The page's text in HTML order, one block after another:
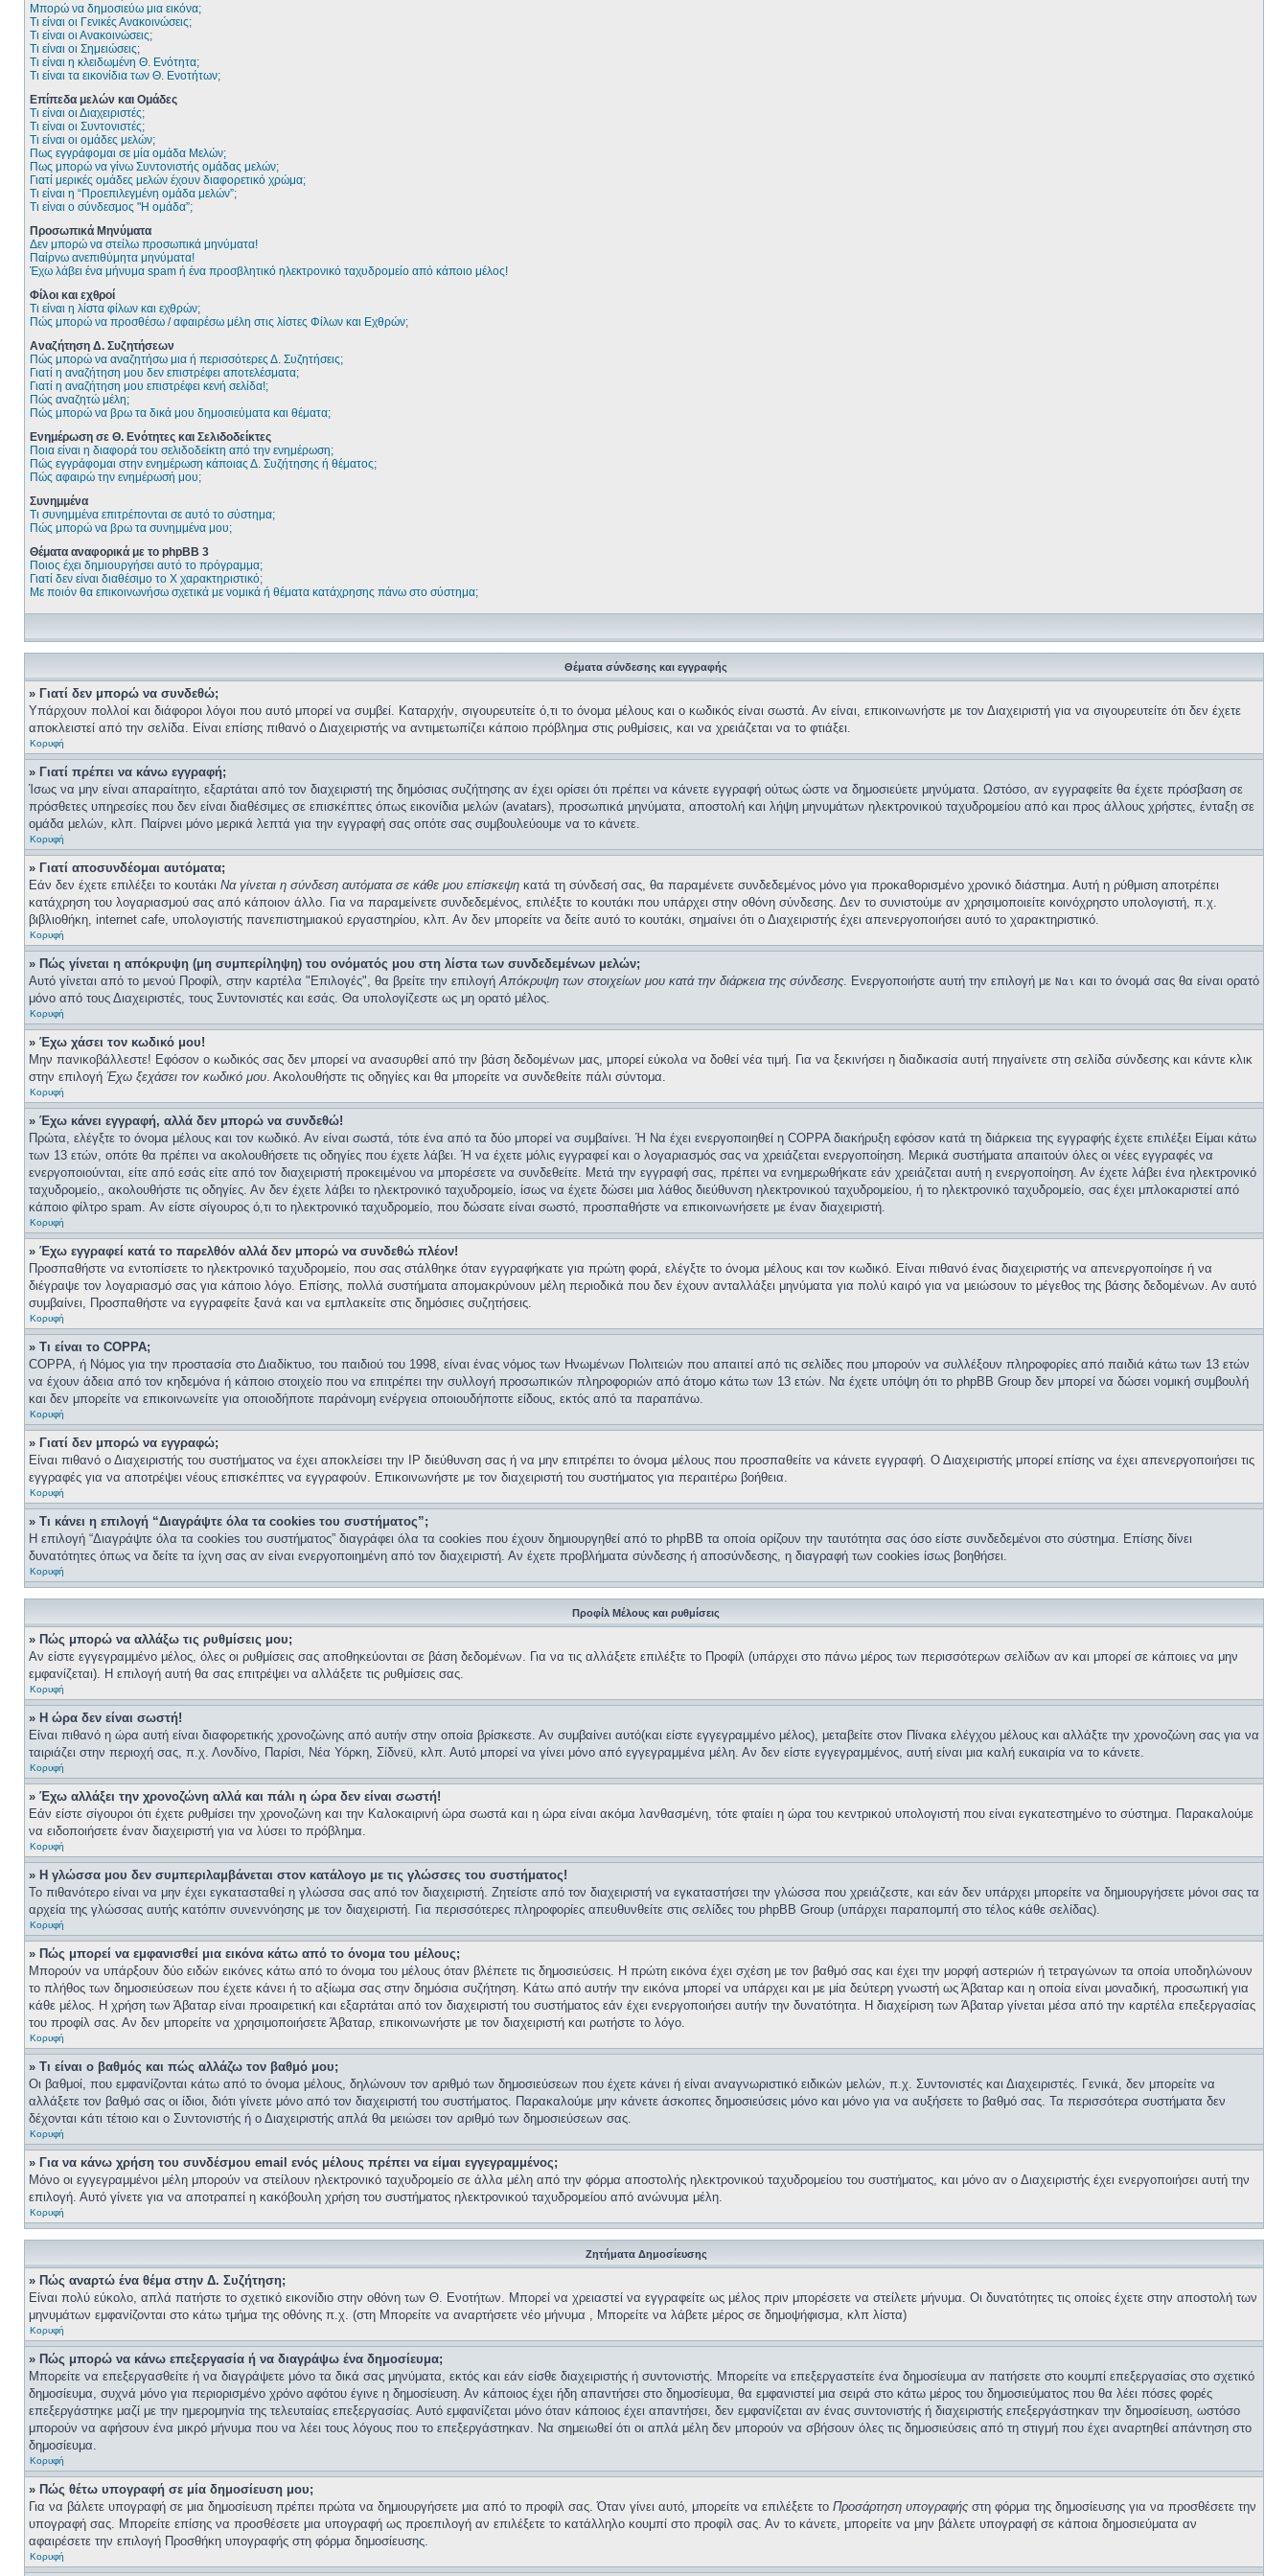
Μπορώ να δημοσιεύω μια εικόνα;
Τι είναι οι Γενικές Ανακοινώσεις;
Τι είναι οι Ανακοινώσεις;
Τι είναι οι Σημειώσεις;
Τι είναι η κλειδωμένη Θ. Ενότητα;
Τι είναι τα εικονίδια των Θ. Ενοτήτων;
Επίπεδα μελών και Ομάδες
Τι είναι οι Διαχειριστές;
Τι είναι οι Συντονιστές;
Τι είναι οι ομάδες μελών;
Πως εγγράφομαι σε μία ομάδα Μελών;
Πως μπορώ να γίνω Συντονιστής ομάδας μελών;
Γιατί μερικές ομάδες μελών έχουν διαφορετικό χρώμα;
Τι είναι η “Προεπιλεγμένη ομάδα μελών”;
Τι είναι ο σύνδεσμος "Η ομάδα”;
Προσωπικά Μηνύματα
Δεν μπορώ να στείλω προσωπικά μηνύματα!
Παίρνω ανεπιθύμητα μηνύματα!
Έχω λάβει ένα μήνυμα spam ή ένα προσβλητικό ηλεκτρονικό ταχυδρομείο από κάποιο μέλος!
Φίλοι και εχθροί
Τι είναι η λίστα φίλων και εχθρών;
Πώς μπορώ να προσθέσω / αφαιρέσω μέλη στις λίστες Φίλων και Εχθρών;
Αναζήτηση Δ. Συζητήσεων
Πώς μπορώ να αναζητήσω μια ή περισσότερες Δ. Συζητήσεις;
Γιατί η αναζήτηση μου δεν επιστρέφει αποτελέσματα;
Γιατί η αναζήτηση μου επιστρέφει κενή σελίδα!;
Πώς αναζητώ μέλη;
Πώς μπορώ να βρω τα δικά μου δημοσιεύματα και θέματα;
Ενημέρωση σε Θ. Ενότητες και Σελιδοδείκτες
Ποια είναι η διαφορά του σελιδοδείκτη από την ενημέρωση;
Πώς εγγράφομαι στην ενημέρωση κάποιας Δ. Συζήτησης ή θέματος;
Πώς αφαιρώ την ενημέρωσή μου;
Συνημμένα
Τι συνημμένα επιτρέπονται σε αυτό το σύστημα;
Πώς μπορώ να βρω τα συνημμένα μου;
Θέματα αναφορικά με το phpBB 3
Ποιος έχει δημιουργήσει αυτό το πρόγραμμα;
Γιατί δεν είναι διαθέσιμο το Χ χαρακτηριστικό;
Με ποιόν θα επικοινωνήσω σχετικά με νομικά ή θέματα κατάχρησης πάνω στο σύστημα;
Θέματα σύνδεσης και εγγραφής
» Γιατί δεν μπορώ να συνδεθώ;
Υπάρχουν πολλοί και διάφοροι λόγοι που αυτό μπορεί να συμβεί. Καταρχήν, σιγουρευτείτε ό,τι το όνομα μέλους και ο κωδικός είναι σωστά. Αν είναι, επικοινωνήστε με τον Διαχειριστή για να σιγουρευτείτε ότι δεν έχετε
αποκλειστεί από την σελίδα. Είναι επίσης πιθανό ο Διαχειριστής να αντιμετωπίζει κάποιο πρόβλημα στις ρυθμίσεις, και να χρειάζεται να το φτιάξει.
Κορυφή
» Γιατί πρέπει να κάνω εγγραφή;
Ίσως να μην είναι απαραίτητο, εξαρτάται από τον διαχειριστή της δημόσιας συζήτησης αν έχει ορίσει ότι πρέπει να κάνετε εγγραφή ούτως ώστε να δημοσιεύετε μηνύματα. Ωστόσο, αν εγγραφείτε θα έχετε πρόσβαση σε
πρόσθετες υπηρεσίες που δεν είναι διαθέσιμες σε επισκέπτες όπως εικονίδια μελών (avatars), προσωπικά μηνύματα, αποστολή και λήψη μηνυμάτων ηλεκτρονικού ταχυδρομείου από και προς άλλους χρήστες, ένταξη σε
ομάδα μελών, κλπ. Παίρνει μόνο μερικά λεπτά για την εγγραφή σας οπότε σας συμβουλεύουμε να το κάνετε.
Κορυφή
» Γιατί αποσυνδέομαι αυτόματα;
Εάν δεν έχετε επιλέξει το κουτάκι Να γίνεται η σύνδεση αυτόματα σε κάθε μου επίσκεψη κατά τη σύνδεσή σας, θα παραμένετε συνδεδεμένος μόνο για προκαθορισμένο χρονικό διάστημα. Αυτή η ρύθμιση αποτρέπει
κατάχρηση του λογαριασμού σας από κάποιον άλλο. Για να παραμείνετε συνδεδεμένος, επιλέξτε το κουτάκι που υπάρχει στην οθόνη σύνδεσης. Δεν το συνιστούμε αν χρησιμοποιείτε κοινόχρηστο υπολογιστή, π.χ.
βιβλιοθήκη, internet cafe, υπολογιστής πανεπιστημιακού εργαστηρίου, κλπ. Αν δεν μπορείτε να δείτε αυτό το κουτάκι, σημαίνει ότι ο Διαχειριστής έχει απενεργοποιήσει αυτό το χαρακτηριστικό.
Κορυφή
» Πώς γίνεται η απόκρυψη (μη συμπερίληψη) του ονόματός μου στη λίστα των συνδεδεμένων μελών;
Αυτό γίνεται από το μενού Προφίλ, στην καρτέλα "Επιλογές", θα βρείτε την επιλογήΑπόκρυψη των στοιχείων μου κατά την διάρκεια της σύνδεσης. Ενεργοποιήστε αυτή την επιλογή με Ναι
και το όνομά σας θα είναι ορατό
μόνο από τους Διαχειριστές, τους Συντονιστές και εσάς. Θα υπολογίζεστε ως μη ορατό μέλος.
Κορυφή
» Έχω χάσει τον κωδικό μου!
Μην πανικοβάλλεστε! Εφόσον ο κωδικός σας δεν μπορεί να ανασυρθεί από την βάση δεδομένων μας, μπορεί εύκολα να δοθεί νέα τιμή. Για να ξεκινήσει η διαδικασία αυτή πηγαίνετε στη σελίδα σύνδεσης και κάντε κλικ
στην επιλογή Έχω ξεχάσει τον κωδικό μου. Ακολουθήστε τις οδηγίες και θα μπορείτε να συνδεθείτε πάλι σύντομα.
Κορυφή
» Έχω κάνει εγγραφή, αλλά δεν μπορώ να συνδεθώ!
Πρώτα, ελέγξτε το όνομα μέλους και τον κωδικό. Αν είναι σωστά, τότε ένα από τα δύο μπορεί να συμβαίνει. Ή Να έχει ενεργοποιηθεί η COPPA διακήρυξη εφόσον κατά τη διάρκεια της εγγραφής έχετε επιλέξει Είμαι κάτω
των 13 ετών, οπότε θα πρέπει να ακολουθήσετε τις οδηγίες που έχετε λάβει. Ή να έχετε μόλις εγγραφεί και ο λογαριασμός σας να χρειάζεται ενεργοποίηση. Μερικά συστήματα απαιτούν όλες οι νέες εγγραφές να
ενεργοποιούνται, είτε από εσάς είτε από τον διαχειριστή προκειμένου να μπορέσετε να συνδεθείτε. Μετά την εγγραφή σας, πρέπει να ενημερωθήκατε εάν χρειάζεται αυτή η ενεργοποίηση. Αν έχετε λάβει ένα ηλεκτρονικό
ταχυδρομείο,, ακολουθήστε τις οδηγίες. Αν δεν έχετε λάβει το ηλεκτρονικό ταχυδρομείο, ίσως να έχετε δώσει μια λάθος διεύθυνση ηλεκτρονικού ταχυδρομείου, ή το ηλεκτρονικό ταχυδρομείο, σας έχει μπλοκαριστεί από
κάποιο φίλτρο spam. Αν είστε σίγουρος ό,τι το ηλεκτρονικό ταχυδρομείο, που δώσατε είναι σωστό, προσπαθήστε να επικοινωνήσετε με έναν διαχειριστή.
Κορυφή
» Έχω εγγραφεί κατά το παρελθόν αλλά δεν μπορώ να συνδεθώ πλέον!
Προσπαθήστε να εντοπίσετε το ηλεκτρονικό ταχυδρομείο, που σας στάλθηκε όταν εγγραφήκατε για πρώτη φορά, ελέγξτε το όνομα μέλους και τον κωδικό. Είναι πιθανό ένας διαχειριστής να απενεργοποίησε ή να
διέγραψε τον λογαριασμό σας για κάποιο λόγο. Επίσης, πολλά συστήματα απομακρύνουν μέλη περιοδικά που δεν έχουν ανταλλάξει μηνύματα για πολύ καιρό για να μειώσουν το μέγεθος της βάσης δεδομένων. Αν αυτό
συμβαίνει, Προσπαθήστε να εγγραφείτε ξανά και να εμπλακείτε στις δημόσιες συζητήσεις.
Κορυφή
» Τι είναι το COPPA;
COPPA, ή Νόμος για την προστασία στο Διαδίκτυο, του παιδιού του 1998, είναι ένας νόμος των Ηνωμένων Πολιτειών που απαιτεί από τις σελίδες που μπορούν να συλλέξουν πληροφορίες από παιδιά κάτω των 13 ετών
να έχουν άδεια από τον κηδεμόνα ή κάποιο στοιχείο που να επιτρέπει την συλλογή προσωπικών πληροφοριών από άτομο κάτω των 13 ετών. Να έχετε υπόψη ότι το phpBB Group δεν μπορεί να δώσει νομική συμβουλή
και δεν μπορείτε να επικοινωνείτε για οποιοδήποτε παράνομη ενέργεια οποιουδήποττε είδους, εκτός από τα παραπάνω.
Κορυφή
» Γιατί δεν μπορώ να εγγραφώ;
Είναι πιθανό ο Διαχειριστής του συστήματος να έχει αποκλείσει την IP διεύθυνση σας ή να μην επιτρέπει το όνομα μέλους που προσπαθείτε να κάνετε εγγραφή. Ο Διαχειριστής μπορεί επίσης να έχει απενεργοποιήσει τις
εγγραφές για να αποτρέψει νέους επισκέπτες να εγγραφούν. Επικοινωνήστε με τον διαχειριστή του συστήματος για περαιτέρω βοήθεια.
Κορυφή
» Τι κάνει η επιλογή “Διαγράψτε όλα τα cookies του συστήματος”;
Η επιλογή “Διαγράψτε όλα τα cookies του συστήματος” διαγράφει όλα τα cookies που έχουν δημιουργηθεί από το phpBB τα οποία ορίζουν την ταυτότητα σας όσο είστε συνδεδεμένοι στο σύστημα. Επίσης δίνει
δυνατότητες όπως να δείτε τα ίχνη σας αν είναι ενεργοποιημένη από τον διαχειριστή. Αν έχετε προβλήματα σύνδεσης ή αποσύνδεσης, η διαγραφή των cookies ίσως βοηθήσει.
Κορυφή
Προφίλ Μέλους και ρυθμίσεις
» Πώς μπορώ να αλλάξω τις ρυθμίσεις μου;
Αν είστε εγγεγραμμένο μέλος, όλες οι ρυθμίσεις σας αποθηκεύονται σε βάση δεδομένων. Για να τις αλλάξετε επιλέξτε το Προφίλ (υπάρχει στο πάνω μέρος των περισσότερων σελίδων αν και μπορεί σε κάποιες να μην
εμφανίζεται). Η επιλογή αυτή θα σας επιτρέψει να αλλάξετε τις ρυθμίσεις σας.
Κορυφή
» Η ώρα δεν είναι σωστή!
Είναι πιθανό η ώρα αυτή είναι διαφορετικής χρονοζώνης από αυτήν στην οποία βρίσκεστε. Αν συμβαίνει αυτό(και είστε εγγεγραμμένο μέλος), μεταβείτε στον Πίνακα ελέγχου μέλους και αλλάξτε την χρονοζώνη σας για να
ταιριάζει στην περιοχή σας, π.χ. Λονδίνο, Παρίσι, Νέα Υόρκη, Σίδνεϋ, κλπ. Αυτό μπορεί να γίνει μόνο από εγγεγραμμένα μέλη. Αν δεν είστε εγγεγραμμένος, αυτή είναι μια καλή ευκαιρία να το κάνετε.
Κορυφή
» Έχω αλλάξει την χρονοζώνη αλλά και πάλι η ώρα δεν είναι σωστή!
Εάν είστε σίγουροι ότι έχετε ρυθμίσει την χρονοζώνη και την Καλοκαιρινή ώρα σωστά και η ώρα είναι ακόμα λανθασμένη, τότε φταίει η ώρα του κεντρικού υπολογιστή που είναι εγκατεστημένο το σύστημα. Παρακαλούμε
να ειδοποιήσετε έναν διαχειριστή για να λύσει το πρόβλημα.
Κορυφή
» Η γλώσσα μου δεν συμπεριλαμβάνεται στον κατάλογο με τις γλώσσες του συστήματος!
Το πιθανότερο είναι να μην έχει εγκατασταθεί η γλώσσα σας από τον διαχειριστή. Ζητείστε από τον διαχειριστή να εγκαταστήσει την γλώσσα που χρειάζεστε, και εάν δεν υπάρχει μπορείτε να δημιουργήσετε μόνοι σας τα
αρχεία της γλώσσας αυτής κατόπιν συνεννόησης με τον διαχειριστή. Για περισσότερες πληροφορίες απευθυνθείτε στις σελίδες του phpBB Group (υπάρχει παραπομπή στο τέλος κάθε σελίδας).
Κορυφή
» Πώς μπορεί να εμφανισθεί μια εικόνα κάτω από το όνομα του μέλους;
Μπορούν να υπάρξουν δύο ειδών εικόνες κάτω από το όνομα του μέλους όταν βλέπετε τις δημοσιεύσεις. Η πρώτη εικόνα έχει σχέση με τον βαθμό σας και έχει την μορφή αστεριών ή τετραγώνων τα οποία υποδηλώνουν
το πλήθος των δημοσιεύσεων που έχετε κάνει ή το αξίωμα σας στην δημόσια συζήτηση. Κάτω από αυτήν την εικόνα μπορεί να υπάρχει και με μία δεύτερη γνωστή ως Άβαταρ και η οποία είναι μοναδική, προσωπική για
κάθε μέλος. Η χρήση των Άβαταρ είναι προαιρετική και εξαρτάται από τον διαχειριστή του συστήματος εάν έχει ενεργοποιήσει αυτήν την δυνατότητα. Η διαχείριση των Άβαταρ γίνεται μέσα από την καρτέλα επεξεργασίας
του προφίλ σας. Αν δεν μπορείτε να χρησιμοποιήσετε Άβαταρ, επικοινωνήστε με τον διαχειριστή και ρωτήστε το λόγο.
Κορυφή
» Τι είναι ο βαθμός και πώς αλλάζω τον βαθμό μου;
Οι βαθμοί, που εμφανίζονται κάτω από το όνομα μέλους, δηλώνουν τον αριθμό των δημοσιεύσεων που έχετε κάνει ή είναι αναγνωριστικό ειδικών μελών, π.χ. Συντονιστές και Διαχειριστές. Γενικά, δεν μπορείτε να
αλλάξετε τον βαθμό σας οι ίδιοι, διότι γίνετε μόνο από τον διαχειριστή του συστήματος. Παρακαλούμε μην κάνετε άσκοπες δημοσιεύσεις μόνο και μόνο για να αυξήσετε το βαθμό σας. Τα περισσότερα συστήματα δεν
δέχονται κάτι τέτοιο και ο Συντονιστής ή ο Διαχειριστής απλά θα μειώσει τον αριθμό των δημοσιεύσεων σας.
Κορυφή
» Για να κάνω χρήση του συνδέσμου email ενός μέλους πρέπει να είμαι εγγεγραμμένος;
Μόνο οι εγγεγραμμένοι μέλη μπορούν να στείλουν ηλεκτρονικό ταχυδρομείο σε άλλα μέλη από την φόρμα αποστολής ηλεκτρονικού ταχυδρομείου του συστήματος, και μόνο αν ο Διαχειριστής έχει ενεργοποιήσει αυτή την
επιλογή. Αυτό γίνετε για να αποτραπεί η κακόβουλη χρήση του συστήματος ηλεκτρονικού ταχυδρομείου από ανώνυμα μέλη.
Κορυφή
Ζητήματα Δημοσίευσης
» Πώς αναρτώ ένα θέμα στην Δ. Συζήτηση;
Είναι πολύ εύκολο, απλά πατήστε το σχετικό εικονίδιο στην οθόνη των Θ. Ενοτήτων. Μπορεί να χρειαστεί να εγγραφείτε ως μέλος πριν μπορέσετε να στείλετε μήνυμα. Οι δυνατότητες τις οποίες έχετε στην αποστολή των
μηνυμάτων εμφανίζονται στο κάτω τμήμα της οθόνης π.χ. (στη Μπορείτε να αναρτήσετε νέο μήνυμα , Μπορείτε να λάβετε μέρος σε δημοψήφισμα, κλπ λίστα)
Κορυφή
» Πώς μπορώ να κάνω επεξεργασία ή να διαγράψω ένα δημοσίευμα;
Μπορείτε να επεξεργασθείτε ή να διαγράψετε μόνο τα δικά σας μηνύματα, εκτός και εάν είσθε διαχειριστής ή συντονιστής. Μπορείτε να επεξεργαστείτε ένα δημοσίευμα αν πατήσετε στο κουμπί επεξεργασίας στο σχετικό
δημοσίευμα, συχνά μόνο για περιορισμένο χρόνο αφότου έγινε η δημοσίευση. Αν κάποιος έχει ήδη απαντήσει στο δημοσίευμα, θα εμφανιστεί μια σειρά στο κάτω μέρος του δημοσιεύματος που θα λέει πόσες φορές
επεξεργάστηκε μαζί με την ημερομηνία της τελευταίας επεξεργασίας. Αυτό εμφανίζεται μόνο όταν κάποιος έχει απαντήσει, δεν εμφανίζεται αν ένας συντονιστής ή διαχειριστής επεξεργάστηκαν την δημοσίευση, ωστόσο
μπορούν να αφήσουν ένα μικρό μήνυμα που να λέει τους λόγους που το επεξεργάστηκαν. Να σημειωθεί ότι οι απλά μέλη δεν μπορούν να σβήσουν όλες τις δημοσιεύσεις από τη στιγμή που έχει αναρτηθεί απάντηση στο
δημοσίευμα.
Κορυφή
» Πώς θέτω υπογραφή σε μία δημοσίευση μου;
Για να βάλετε υπογραφή σε μια δημοσίευση πρέπει πρώτα να δημιουργήσετε μια από το προφίλ σας. Όταν γίνει αυτό, μπορείτε να επιλέξετε το Προσάρτηση υπογραφής στη φόρμα της δημοσίευσης για να προσθέσετε την
υπογραφή σας. Μπορείτε επίσης να προσθέσετε μια υπογραφή ως προεπιλογή αν επιλέξετε το κατάλληλο κουμπί στο προφίλ σας. Αν το κάνετε, μπορείτε να μην βάλετε υπογραφή σε κάποια δημοσιεύματα αν
αφαιρέσετε την επιλογή Προσθήκη υπογραφής στη φόρμα δημοσίευσης.
Κορυφή